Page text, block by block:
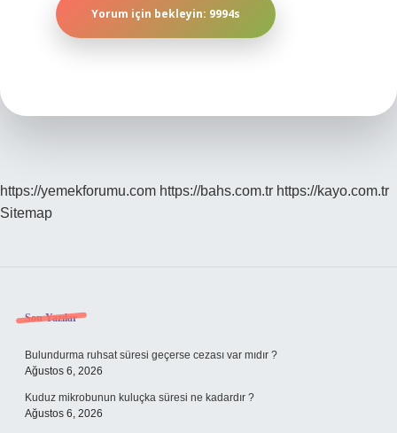
https://yemekforumu.com https://bahs.com.tr https://kayo.com.tr
Sitemap
Sidebar
Son Yazılar
Bulundurma ruhsat süresi geçerse cezası var mıdır ?
Ağustos 6, 2026
Kuduz mikrobunun kuluçka süresi ne kadardır ?
Ağustos 6, 2026